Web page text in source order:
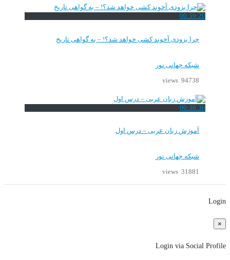
00:59:20
چرا بزودی آخوند کشی خواهد شد؟! – به گواهی تاریخ
شبکه جهانی نور
94738 views
00:30:36
آموزش زبان عربی – درس اول
شبکه جهانی نور
31881 views
Login
×
Login via Social Profile